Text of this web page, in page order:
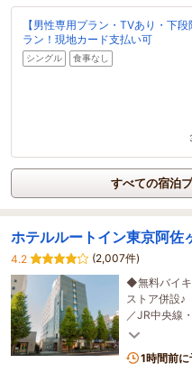
【男性専用プラン・TVあり・下
ラン！現地カード支払い可
シングル 食事なし
すべての宿泊
ホテルルートイン東京阿佐
4.2
(2,007件)
◆無料バイ
ストア併設
／JR中央線
銀座からは乗
1時間前